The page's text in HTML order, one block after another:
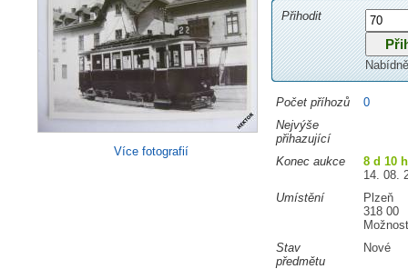
Více fotografií
Přihodit
Počet příhozů
0
Nejvýše
přihazující
Konec aukce
8 d 10
14. 08.
Umístění
Plzeň
318 00
Stav
předmětu
Nové